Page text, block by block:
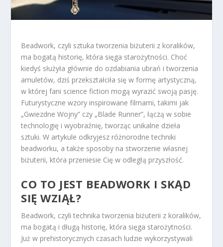
Beadwork, czyli sztuka tworzenia biżuterii z koralików,
ma bogatą historię, która sięga starożytności. Choć
kiedyś służyła głównie do ozdabiania ubrań i tworzenia
amuletów, dziś przekształciła się w formę artystyczną,
w której fani science fiction mogą wyrazić swoją pasję.
Futurystyczne wzory inspirowane filmami, takimi jak
„Gwiezdne Wojny” czy „Blade Runner”, łączą w sobie
technologię i wyobraźnię, tworząc unikalne dzieła
sztuki. W artykule odkryjesz różnorodne techniki
beadworku, a także sposoby na stworzenie własnej
biżuterii, która przeniesie Cię w odległą przyszłość.
CO TO JEST BEADWORK I SKĄD
SIĘ WZIĄŁ?
Beadwork, czyli technika tworzenia biżuterii z koralików,
ma bogatą i długą historię, która sięga starożytności.
Już w prehistorycznych czasach ludzie wykorzystywali